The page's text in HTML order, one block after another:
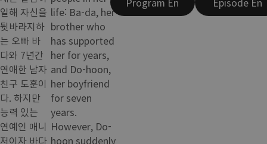
일해 자신을
뒷바라지하
는 오빠 바
다와 7년간
연애한 남자
친구 도훈이
다. 하지만
능력 있는
연예인 매니
저이자 바다
life: Ba-da, her
brother who
has supported
her for years,
and Do-hoon,
her boyfriend
for seven
years.
However, Do-
hoon suddenly